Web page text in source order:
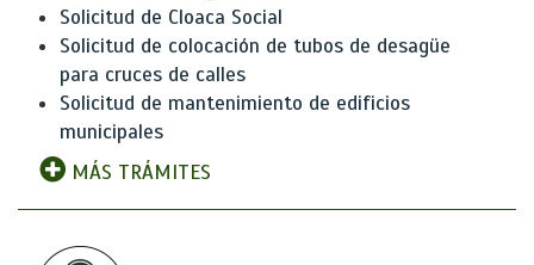
Solicitud de Cloaca Social
Solicitud de colocación de tubos de desagüe
para cruces de calles
Solicitud de mantenimiento de edificios
municipales
MÁS TRÁMITES